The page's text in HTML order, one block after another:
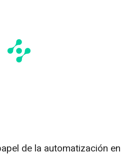
de la automatización